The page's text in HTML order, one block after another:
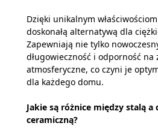
Dzięki unikalnym
doskonałą alternatywą dla
Zapewniają nie tylko
długowieczność i odporność
atmosferyczne, co czyni je
dla każdego domu.
Jakie są różnice między stalą a
ceramiczną?